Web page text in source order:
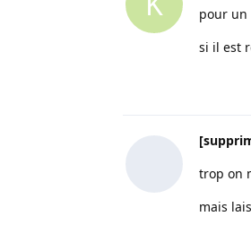
pour un
si il est
trop on
mais